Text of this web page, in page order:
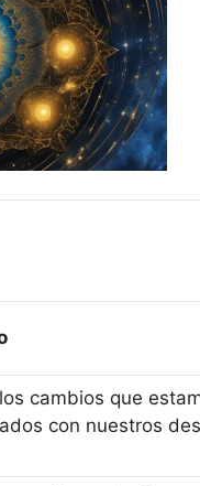
cambios que
con nuestros